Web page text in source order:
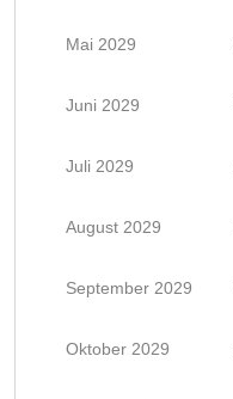
Mai 2029
Juni 2029
Juli 2029
August 2029
September 2029
Oktober 2029